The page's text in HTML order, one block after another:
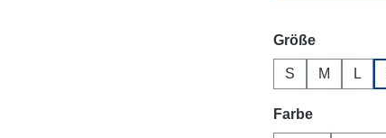
Größeauswählen
S M L
Farbeauswählen